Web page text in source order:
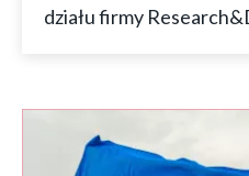
działu firmy